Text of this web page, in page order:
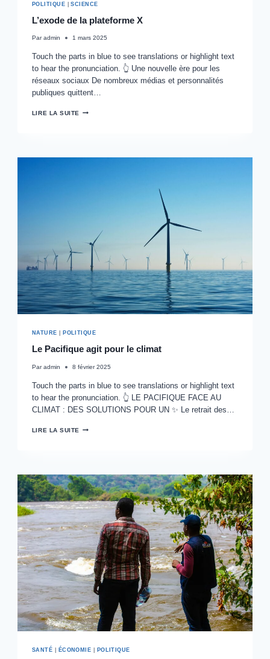
POLITIQUE |SCIENCE
L’exode de la plateforme X
Par admin 1 mars 2025
Touch the parts in blue to see translations or highlight text
to hear the pronunciation. 👆 Une nouvelle ère pour les
réseaux sociaux De nombreux médias et personnalités
publiques quittent…
LIRE LA SUITE L’EXODE
NATURE POLITIQUE
Le Pacifique agit pour le climat
Par admin 8 février 2025
Touch the parts in blue to see translations or highlight text
to hear the pronunciation. 👆 LE PACIFIQUE FACE AU
CLIMAT : DES SOLUTIONS POUR UN ✨ Le retrait des…
LIRE LA SUITE LE
CLIMAT
SANTÉ ÉCONOMIE POLITIQUE